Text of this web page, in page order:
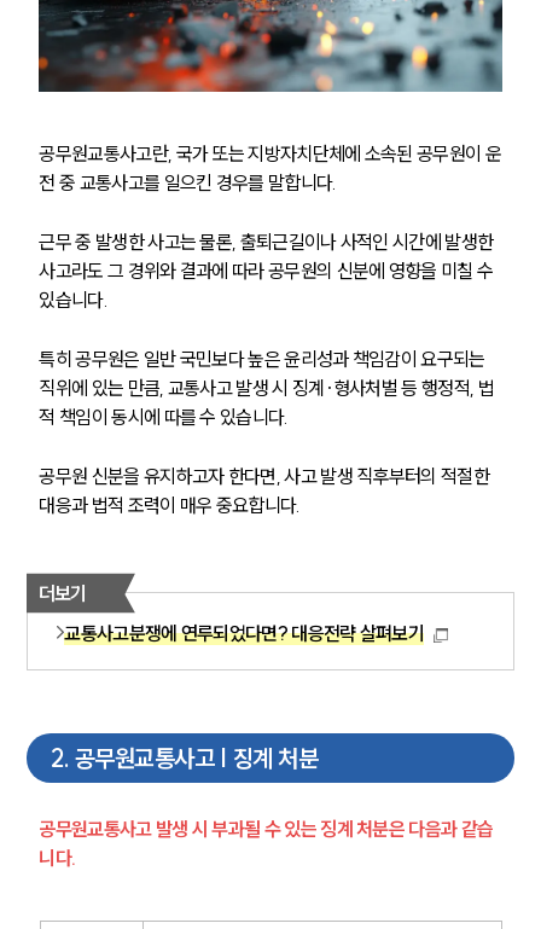
공무원교통사고란, 국가 또는 지방자치단체에 소속된 공무원이 운
전 중 교통사고를 일으킨 경우를 말합니다.
근무 중 발생한 사고는 물론, 출퇴근길이나 사적인 시간에 발생한
사고라도 그 경위와 결과에 따라 공무원의 신분에 영향을 미칠 수
있습니다.
특히 공무원은 일반 국민보다 높은 윤리성과 책임감이 요구되는
직위에 있는 만큼, 교통사고 발생 시 징계·형사처벌 등 행정적, 법
적 책임이 동시에 따를 수 있습니다.
공무원 신분을 유지하고자 한다면, 사고 발생 직후부터의 적절한
대응과 법적 조력이 매우 중요합니다.
더보기
교통사고분쟁에 연루되었다면? 대응전략 살펴보기
2. 공무원교통사고 | 징계 처분
공무원교통사고 발생 시 부과될 수 있는 징계 처분은 다음과 같습
니다.